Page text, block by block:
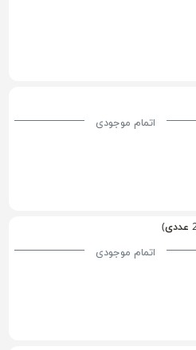
اتمام موجودی
اتمام موجودی